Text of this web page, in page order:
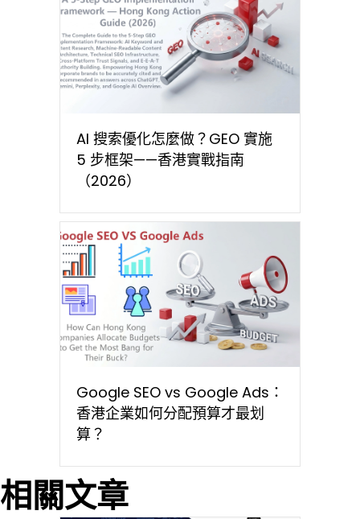
AI 搜索優化怎麼做？GEO 實施
5 步框架——香港實戰指南
（2026）
Google SEO vs Google Ads：
香港企業如何分配預算才最划
算？
相關文章